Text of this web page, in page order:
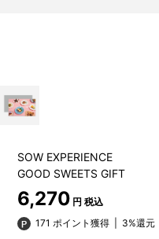
SOW EXPERIENCE
GOOD SWEETS GIFT
6,270 円 税込
171 ポイント獲得
3%還元